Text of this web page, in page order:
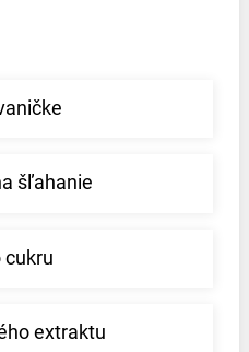
šľahanie
cukru
extraktu